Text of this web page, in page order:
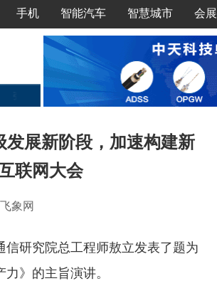
手机 智能汽车 智慧城市 会展
展新阶段，加速构建新
联网大会
象网
信研究院总工程师敖立发表了题为
》的主旨演讲。